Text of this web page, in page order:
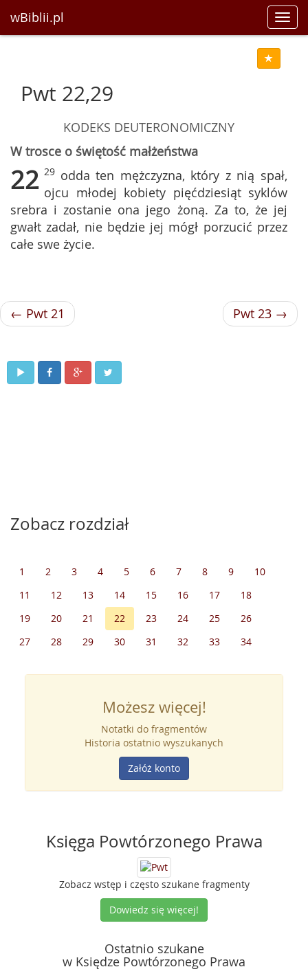
wBiblii.pl
Pwt 22,29
KODEKS DEUTERONOMICZNY
W trosce o świętość małżeństwa
22 29 odda ten mężczyzna, który z nią spał,
ojcu młodej kobiety pięćdziesiąt syklów
srebra i zostanie ona jego żoną. Za to, że jej
gwałt zadał, nie będzie jej mógł porzucić przez
całe swe życie.
← Pwt 21 Pwt 23 →
Zobacz rozdział
1 2 3 4 5 6 7 8 9
10
11
12 13 14 15 16 17
18
19
20 21 22 23 24 25
26
27
28 29 30 31 32 33 34
Możesz więcej!
Notatki do fragmentów
Historia ostatnio wyszukanych
Załóż konto
Księga Powtórzonego Prawa
Zobacz wstęp i często szukane fragmenty
Dowiedz się więcej!
Ostatnio szukane
w Księdze Powtórzonego Prawa